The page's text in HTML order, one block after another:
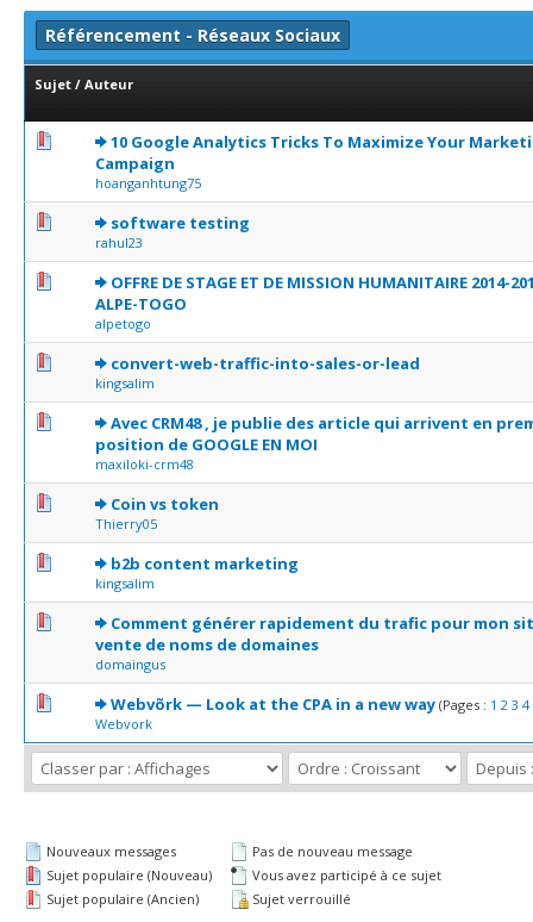
Référencement - Réseaux Sociaux
Sujet / Auteur
10 Google Analytics Tricks To Maximize Your
Campaign
hoanganhtung75
0 Votes - 0 sur 5 en moyenne
12345
software testing
rahul23
0 Votes - 0 sur 5 en moyenne
12345
OFFRE DE STAGE ET DE MISSION HUMANITAIRE 2014-
ALPE-TOGO
alpetogo
0 Votes - 0 sur 5 en moyenne
12345
convert-web-traffic-into-sales-or-lead
kingsalim
0 Votes - 0 sur 5 en moyenne
12345
Avec CRM48 , je publie des article qui arrivent en
position de GOOGLE EN MOI
maxiloki-crm48
0 Votes - 0 sur 5 en moyenne
2345
Coin vs token
Thierry05
0 Votes - 0 sur 5 en moyenne
12
b2b content marketing
kingsalim
0 Votes - 0 sur 5 en moyenne
1 2345
Comment générer rapidement du trafic pour mon
vente de noms de domaines
domaingus
0 Votes - 0 sur 5 en moyenne
12345
Webvõrk — Look at the CPA in a new way (Pages : 1 2 3 4
Webvork
0 Votes - 0 sur 5 en moyenne
12345
Nouveaux messages
Sujet populaire (Nouveau)
Sujet populaire (Ancien)
Pas de nouveau message
Vous avez participé à ce sujet
Sujet verrouillé